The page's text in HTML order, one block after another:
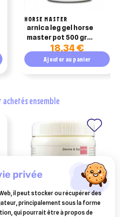
HORSE MASTER
arnica leg gel horse
master pot 500 gr
action rapide pour
cheval
18,34 €
Ajouter au panier
achetés ensemble
FARNAM
privée
il peut stocker ou récupérer des
principalement sous la forme
qui pourrait être à propos de